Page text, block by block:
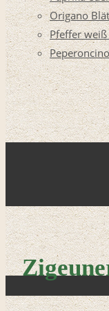
Origano
Pfeffer